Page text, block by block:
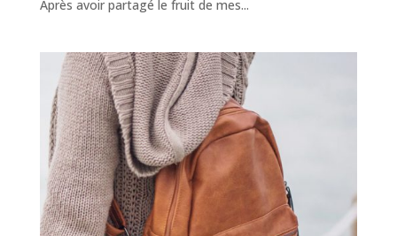
Après avoir partagé le fruit de mes...